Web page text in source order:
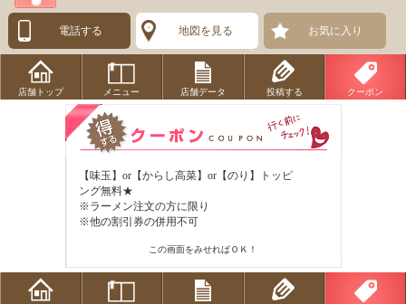
電話する 地図を見る お気に入り
店舗トップ メニュー 店舗データ 投稿する クーポン
【味玉】or【からし高菜】or【のり】トッピ
ング無料★
※ラーメン注文の方に限り
※他の割引券の併用不可
この画面をみせればＯＫ！